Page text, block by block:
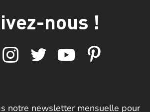
nous !
notre newsletter mensuelle pour